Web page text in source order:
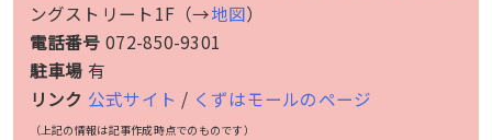
ングストリート1F（→地図）
電話番号 072-850-9301
駐車場 有
リンク 公式サイト / くずはモールのページ
（上記の情報は記事作成時点でのものです）